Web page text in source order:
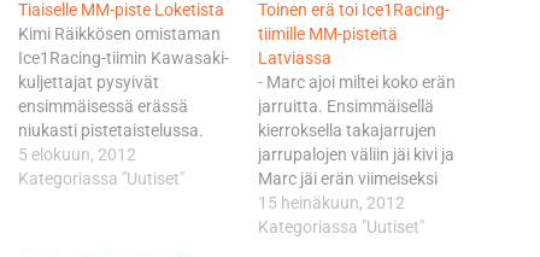
Tiaiselle MM-piste Loketista
Kimi Räikkösen omistaman
Ice1Racing-tiimin Kawasaki-
kuljettajat pysyivät
ensimmäisessä erässä
niukasti pistetaistelussa.
Marc de Reuver oli
ensimmäisessä erässä 17:s
5 elokuun, 2012
Kategoriassa "Uutiset"
Toinen erä toi Ice1Racing-
tiimille MM-pisteitä
Latviassa
- Marc ajoi miltei koko erän
jarruitta. Ensimmäisellä
kierroksella takajarrujen
jarrupalojen väliin jäi kivi ja
Marc jäi erän viimeiseksi
yrittäessään irrottaa kiveä,
kuvaili tallipäällikkö Kari
15 heinäkuun, 2012
Kategoriassa "Uutiset"